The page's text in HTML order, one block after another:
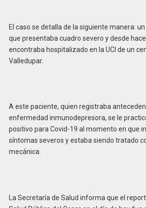
El caso se detalla de la siguiente manera:
que presentaba cuadro severo y desde
encontraba hospitalizado en la UCI de un
Valledupar.
A este paciente, quien registraba
enfermedad inmunodepresora, se le
positivo para Covid-19 al momento en que
síntomas severos y estaba siendo tratado
mecánica.
La Secretaría de Salud informa que el